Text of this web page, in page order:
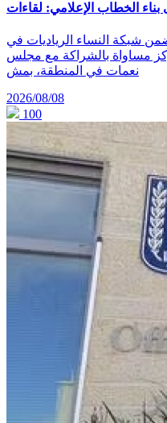
شبكة النساء الرياديات في
مساواة بالشراكة مع مجلس
نعمات في المنطقة، بمش
2026/08/08
100